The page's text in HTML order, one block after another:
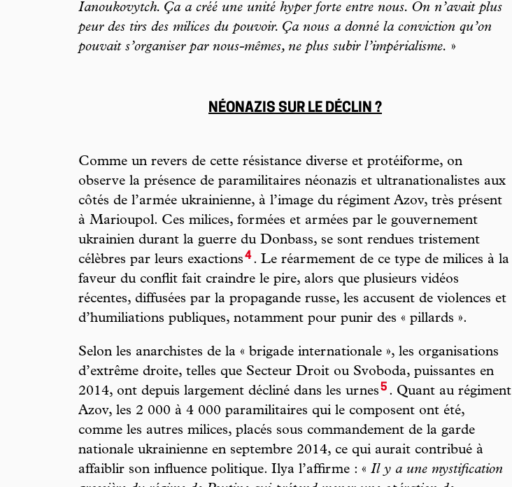
Ianoukovytch. Ça a créé une unité hyper forte entre nous. On n’avait plus
peur des tirs des milices du pouvoir. Ça nous a donné la conviction qu’on
pouvait s’organiser par nous-mêmes, ne plus subir l’impérialisme. »
NÉONAZIS SUR LE DÉCLIN ?
Comme un revers de cette résistance diverse et protéiforme, on
observe la présence de paramilitaires néonazis et ultranationalistes aux
côtés de l’armée ukrainienne, à l’image du régiment Azov, très présent
à Marioupol. Ces milices, formées et armées par le gouvernement
ukrainien durant la guerre du Donbass, se sont rendues tristement
célèbres par leurs exactions4. Le réarmement de ce type de milices à la
faveur du conflit fait craindre le pire, alors que plusieurs vidéos
récentes, diffusées par la propagande russe, les accusent de violences et
d’humiliations publiques, notamment pour punir des « pillards ».
Selon les anarchistes de la « brigade internationale », les organisations
d’extrême droite, telles que Secteur Droit ou Svoboda, puissantes en
2014, ont depuis largement décliné dans les urnes5 . Quant au régiment
Azov, les 2 000 à 4 000 paramilitaires qui le composent ont été,
comme les autres milices, placés sous commandement de la garde
nationale ukrainienne en septembre 2014, ce qui aurait contribué à
affaiblir son influence politique. Ilya l’affirme : « Il y a une mystification